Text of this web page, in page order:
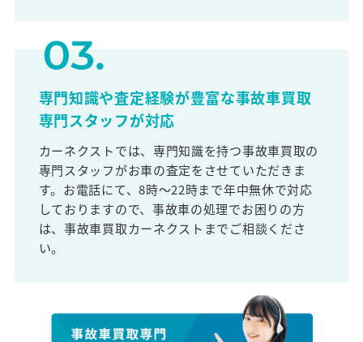
専門知識や査定経験が豊富な事故車買取
専門スタッフが対応
カーネクストでは、専門知識を持つ事故車買取の
専門スタッフがお車の査定をさせていただきま
す。お電話にて、8時～22時まで年中無休で対応
しておりますので、事故車の処理でお困りの方
は、事故車買取カーネクストまでご相談くださ
い。